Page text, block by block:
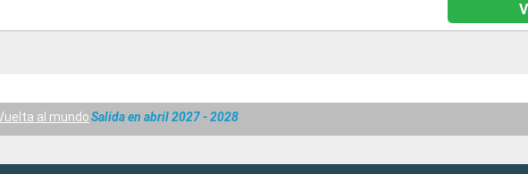
al mundoSalida en abril 2027 - 2028